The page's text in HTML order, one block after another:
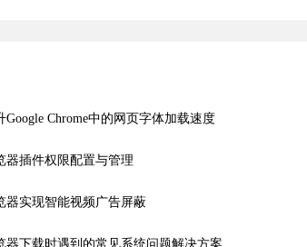
Google Chrome中的网页字体加载速度
器插件权限配置与管理
器实现智能视频广告屏蔽
器下载时遇到的常见系统问题解决方案